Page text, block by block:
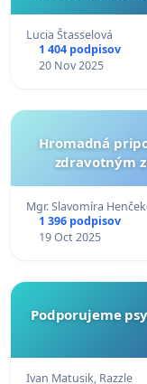
Lucia Štasselová
1 404 podpisov
20 Nov 2025
Hromadná
zdravotným
Mgr. Slavomíra
1 396 podpisov
19 Oct 2025
Podporujeme
Ivan Matusik, Razzle